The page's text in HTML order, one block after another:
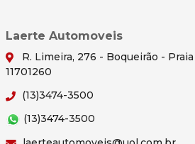
Laerte Automoveis
R. Limeira, 276 - Boqueirão -
11701260
(13)3474-3500
(13)3474-3500